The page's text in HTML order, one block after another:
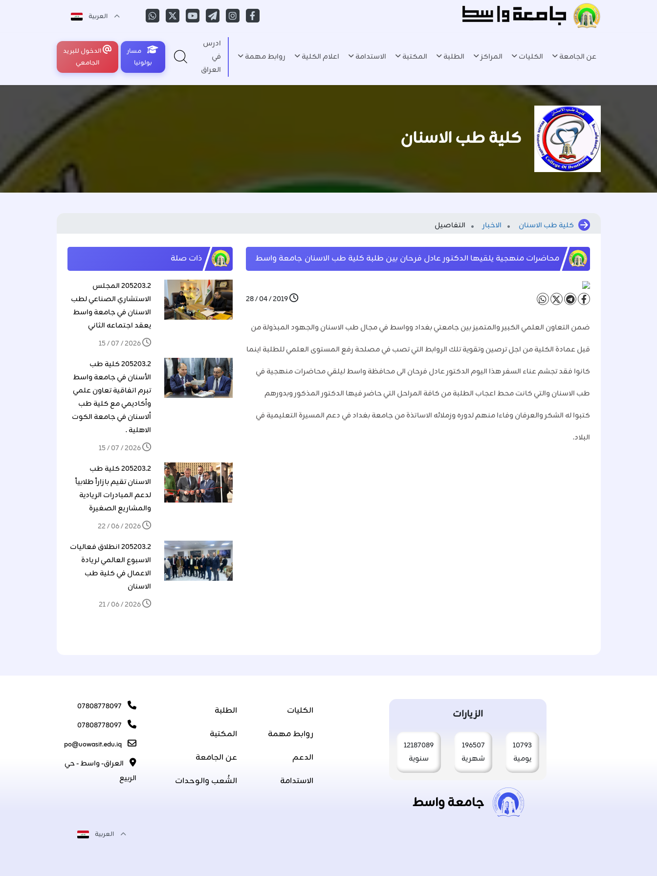
العربية
عن الجامعة الكليات المراكز الطلبة المكتبة الاستدامة اعلام الكلية روابط مهمة
ادرس
في
العراق
مسار
بولونيا
الدخول للبريد
الجامعي
كلية طب الاسنان
كلية طب الاسنان الاخبار التفاصيل
محاضرات منهجية يلقيها الدكتور عادل فرحان بين طلبة كلية طب الاسنان جامعة واسط
2019 / 04 / 28
ضمن التعاون العلمي الكبير والمتميز بين جامعتي بغداد وواسط في مجال طب الاسنان والجهود المبذولة من
قبل عمادة الكلية من اجل ترصين وتقوية تلك الروابط التي تصب في مصلحة رفع المستوى العلمي للطلبة اينما
كانوا فقد تجشم عناء السفر هذا اليوم الدكتور عادل فرحان الى محافظة واسط ليلقي محاضرات منهجية في
طب الاسنان والتي كانت محط اعجاب الطلبة من كافة المراحل التي حاضر فيها الدكتور المذكور وبدورهم
كتبوا له الشكر والعرفان وفاءا منهم لدوره وزملائه الاساتذة من جامعة بغداد في دعم المسيرة التعليمية في
البلاد.
ذات صلة
205203.2 المجلس
الاستشاري الصناعي لطب
الاسنان في جامعة واسط
يعقد اجتماعه الثاني
2026 / 07 / 15
205203.2 كلية طب
الأسنان في جامعة واسط
تبرم اتفاقية تعاون علمي
وأكاديمي مع كلية طب
ألاسنان في جامعة الكوت
الاهلية .
2026 / 07 / 15
205203.2 كلية طب
الاسنان تقيم بازاراً طلابياً
لدعم المبادرات الريادية
والمشاريع الصغيرة
2026 / 06 / 22
205203.2 انطلاق فعاليات
الاسبوع العالمي لريادة
الاعمال في كلية طب
الاسنان
2026 / 06 / 21
الزيارات
10793
يومية
196507
شهرية
12187089
سنوية
جامعة واسط
الكليات
روابط مهمة
الدعم
الاستدامة
الطلبة
المكتبة
عن الجامعة
الشُعب والوحدات
07808778097
07808778097
po@uowasit.edu.iq
العراق- واسط - حي
الربيع
العربية